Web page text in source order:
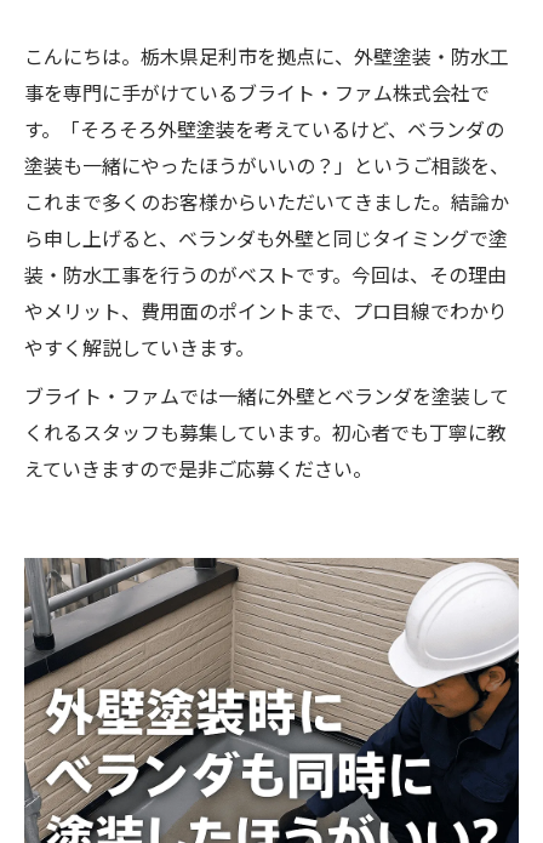
こんにちは。栃木県足利市を拠点に、外壁塗装・防水工
事を専門に手がけているブライト・ファム株式会社で
す。「そろそろ外壁塗装を考えているけど、ベランダの
塗装も一緒にやったほうがいいの？」というご相談を、
これまで多くのお客様からいただいてきました。結論か
ら申し上げると、ベランダも外壁と同じタイミングで塗
装・防水工事を行うのがベストです。今回は、その理由
やメリット、費用面のポイントまで、プロ目線でわかり
やすく解説していきます。
ブライト・ファムでは一緒に外壁とベランダを塗装して
くれるスタッフも募集しています。初心者でも丁寧に教
えていきますので是非ご応募ください。